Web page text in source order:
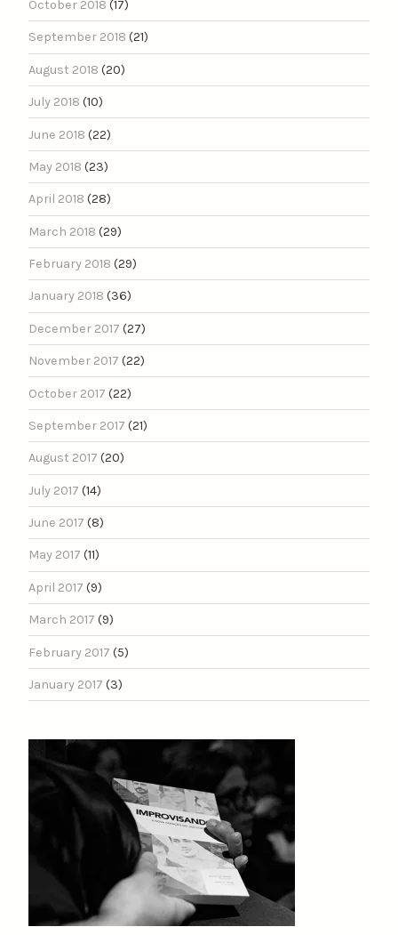
October 2018 (17)
September 2018 (21)
August 2018 (20)
July 2018 (10)
June 2018 (22)
May 2018 (23)
April 2018 (28)
March 2018 (29)
February 2018 (29)
January 2018 (36)
December 2017 (27)
November 2017 (22)
October 2017 (22)
September 2017 (21)
August 2017 (20)
July 2017 (14)
June 2017 (8)
May 2017 (11)
April 2017 (9)
March 2017 (9)
February 2017 (5)
January 2017 (3)